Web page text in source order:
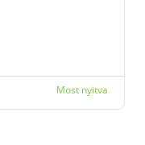
Most nyitva